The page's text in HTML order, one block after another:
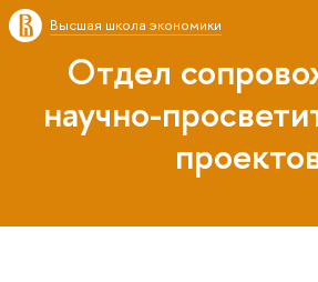
Высшая школа экономики
Отдел
научно-